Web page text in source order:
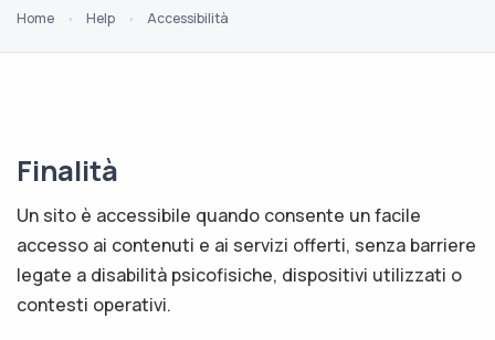
Home Help Accessibilità
Finalità
Un sito è accessibile quando consente un facile
accesso ai contenuti e ai servizi offerti, senza barriere
legate a disabilità psicofisiche, dispositivi utilizzati o
contesti operativi.